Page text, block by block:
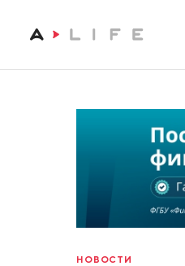
НОВОСТИ